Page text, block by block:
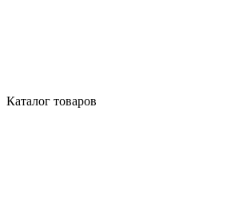
Каталог товаров